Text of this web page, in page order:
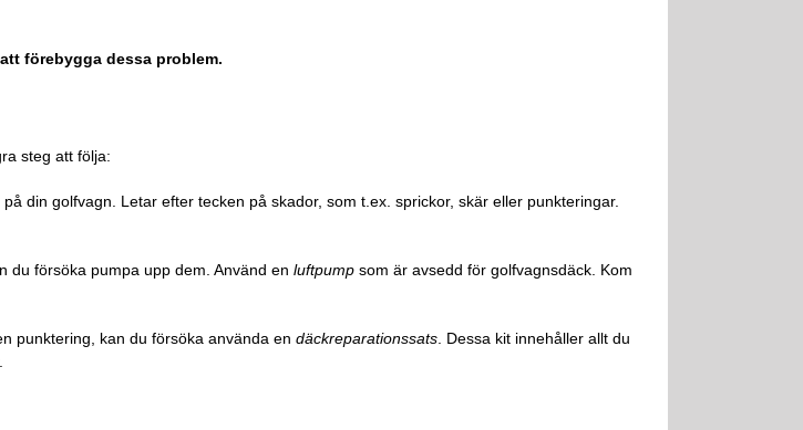
förebygga dessa problem.
steg att följa:
din golfvagn. Letar efter tecken på skador, som t.ex. sprickor, skär eller punkteringar.
du försöka pumpa upp dem. Använd en luftpump som är avsedd för golfvagnsdäck. Kom
punktering, kan du försöka använda en däckreparationssats . Dessa kit innehåller allt du